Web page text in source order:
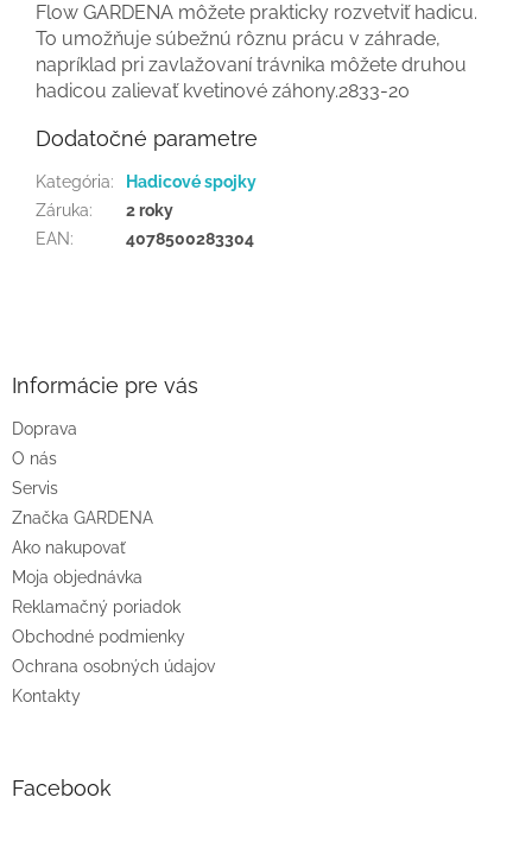
Flow GARDENA môžete prakticky rozvetviť hadicu.
To umožňuje súbežnú rôznu prácu v záhrade,
napríklad pri zavlažovaní trávnika môžete druhou
hadicou zalievať kvetinové záhony.2833-20
Dodatočné parametre
Kategória:
Hadicové spojky
Záruka:
2 roky
EAN: 4078500283304
e
Informácie pre vás
Doprava
O nás
Servis
Značka GARDENA
Ako nakupovať
Moja objednávka
Reklamačný poriadok
Obchodné podmienky
Ochrana osobných údajov
Kontakty
Facebook